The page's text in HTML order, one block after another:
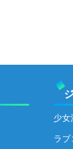
少女
ラブ